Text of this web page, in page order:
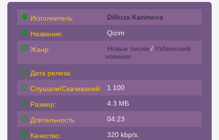
Исполнитель: Dilfuza Karimova
Название: Qizim
Жанр: Новые песни / Узбекиский
новинки
Дата релиза:
Слушали/Скачиваний:
1 100
Размер: 4.3 МБ
Длительность: 04:23
Качество: 320 kbp/s.